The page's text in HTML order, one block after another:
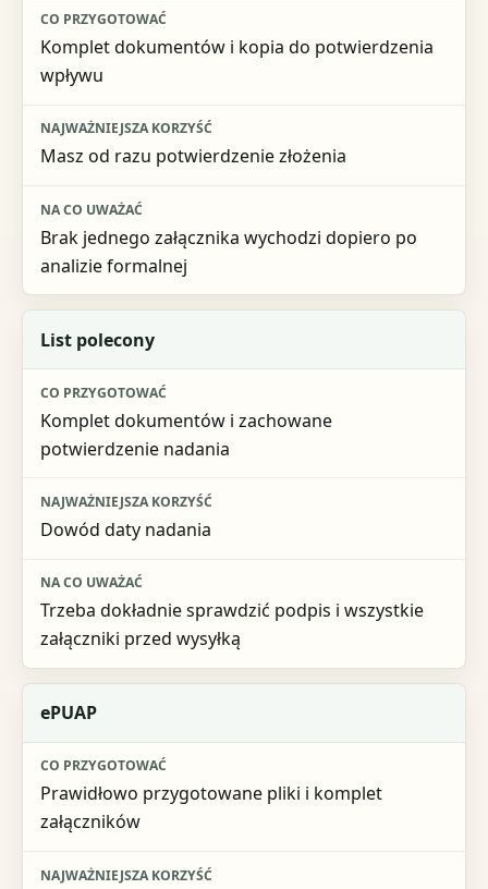
Co przygotować
Najważniejsza korzyść
Na co uważać
Komplet dokumentów i kopia do potwierdzenia
wpływu
Masz od razu potwierdzenie złożenia
Brak jednego załącznika wychodzi dopiero po
analizie formalnej
List polecony
Komplet dokumentów i zachowane
potwierdzenie nadania
Dowód daty nadania
Trzeba dokładnie sprawdzić podpis i wszystkie
załączniki przed wysyłką
ePUAP
Prawidłowo przygotowane pliki i komplet
załączników